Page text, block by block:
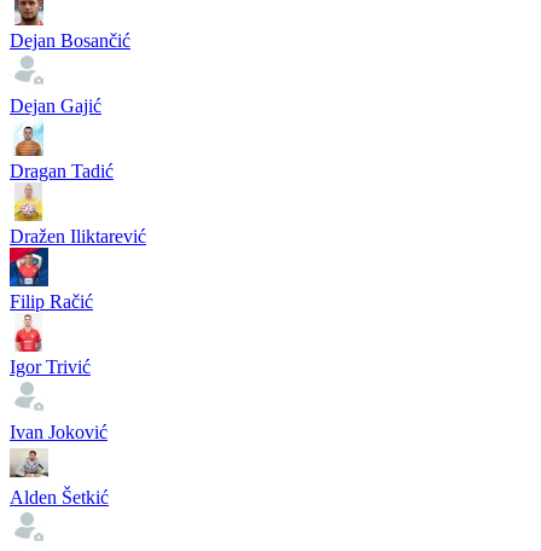
Dejan Bosančić
Dejan Gajić
Dragan Tadić
Dražen Iliktarević
Filip Račić
Igor Trivić
Ivan Joković
Alden Šetkić